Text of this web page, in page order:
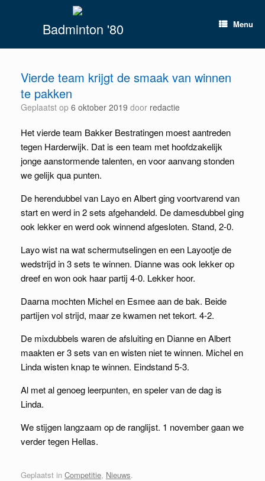
Badminton '80 Menu
Vierde team krijgt de smaak van winnen
te pakken
Geplaatst op 6 oktober 2019 door redactie
Het vierde team Bakker Bestratingen moest aantreden
tegen Harderwijk. Dat is een team met hoofdzakelijk
jonge aanstormende talenten, en voor aanvang stonden
we gelijk qua punten.
De herendubbel van Layo en Albert ging voortvarend van
start en werd in 2 sets afgehandeld. De damesdubbel ging
ook lekker en werd ook winnend afgesloten. Stand, 2-0.
Layo wist na wat schermutselingen en een Layootje de
wedstrijd in 3 sets te winnen. Dianne was ook lekker op
dreef en won ook haar partij 4-0. Lekker hoor.
Daarna mochten Michel en Esmee aan de bak. Beide
partijen vol strijd, maar ze kwamen net tekort. 4-2.
De mixdubbels waren de afsluiting en Dianne en Albert
maakten er 3 sets van en wisten niet te winnen. Michel en
Linda wisten knap te winnen. Eindstand 5-3.
Al met al genoeg leerpunten, en speler van de dag is
Linda.
We stijgen langzaam op de ranglijst. 1 november gaan we
verder tegen Hellas.
Geplaatst in Competitie, Nieuws.